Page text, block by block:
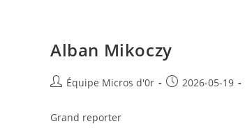
Alban Mikoczy
Auteur/autrice
la
publication :
Équipe Micros d'0r
Publication
2026-05-19
Grand reporter